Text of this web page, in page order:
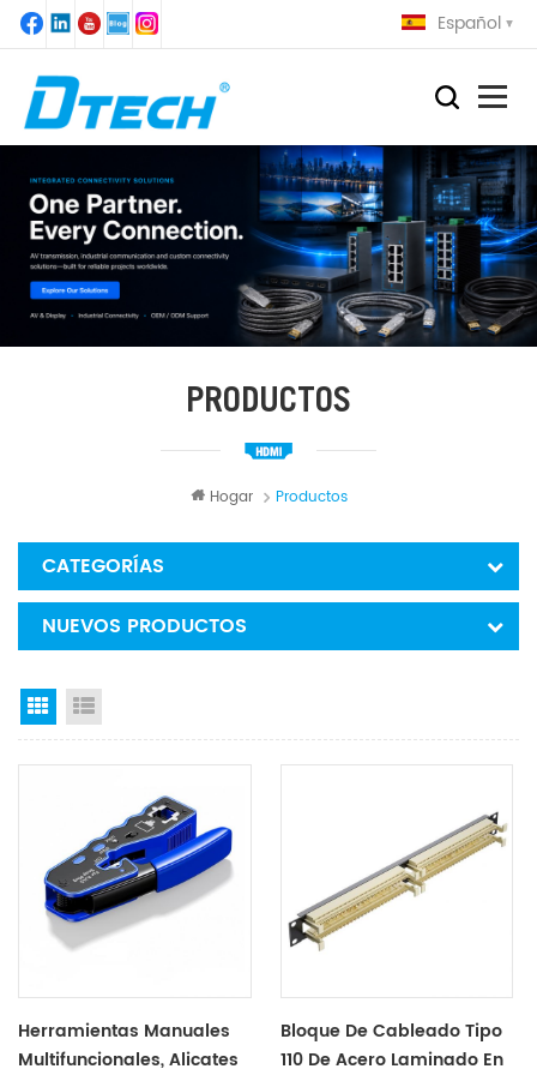
Español
PRODUCTOS
Hogar Productos
CATEGORÍAS
NUEVOS PRODUCTOS
Grid View
Herramientas Manuales
Multifuncionales, Alicates
Bloque De Cableado Tipo
110 De Acero Laminado En